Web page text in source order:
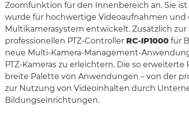
Zoomfunktion für den Innenbereich an. Sie
wurde für hochwertige Videoaufnahmen
Multikamerasystem entwickelt. Zusätzlich
professionellen PTZ-Controller RC-IP1000 für
neue Multi-Kamera-Management-
PTZ-Kameras zu erleichtern. Die so
breite Palette von Anwendungen – von der
zur Nutzung von Videoinhalten durch
Bildungseinrichtungen.